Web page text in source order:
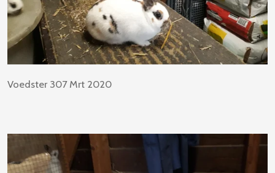
Voedster 307 Mrt 2020